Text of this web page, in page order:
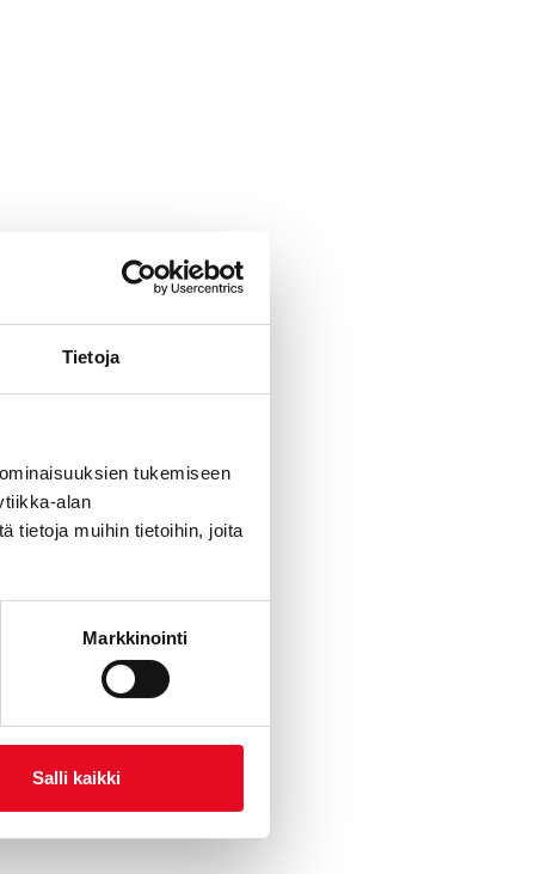
Tietoja
tukemiseen
alan
tietoja muihin tietoihin, joita
Markkinointi
Salli kaikki